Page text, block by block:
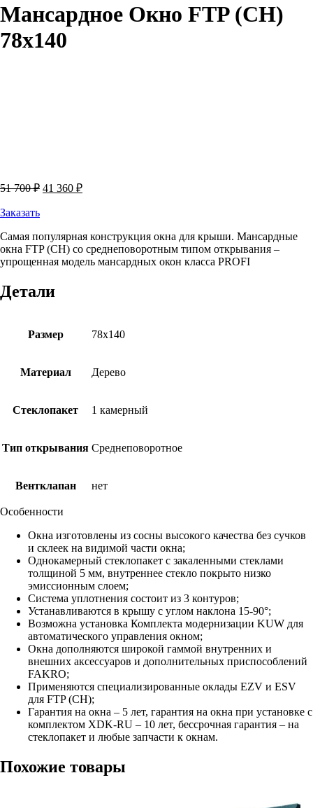
Мансардное Окно FTP (CH)
78х140
51 700₽ Первоначальная
700 ₽.
41 360 ₽Текущая
Заказать
Самая популярная конструкция окна для крыши. Мансардные
окна FTP (CH) со среднеповоротным типом открывания –
упрощенная модель мансардных окон класса PROFI
Детали
Размер 78х140
Материал Дерево
Стеклопакет 1 камерный
Тип открывания Среднеповоротное
Вентклапан нет
Особенности
Окна изготовлены из сосны высокого качества без сучков
и склеек на видимой части окна;
Однокамерный стеклопакет с закаленными стеклами
толщиной 5 мм, внутреннее стекло покрыто низко
эмиссионным слоем;
Система уплотнения состоит из 3 контуров;
Устанавливаются в крышу с углом наклона 15-90°;
Возможна установка Комплекта модернизации KUW для
автоматического управления окном;
Окна дополняются широкой гаммой внутренних и
внешних аксессуаров и дополнительных приспособлений
FAKRO;
Применяются специализированные оклады EZV и ESV
для FTP (CH);
Гарантия на окна – 5 лет, гарантия на окна при установке с
комплектом XDK-RU – 10 лет, бессрочная гарантия – на
стеклопакет и любые запчасти к окнам.
Похожие товары